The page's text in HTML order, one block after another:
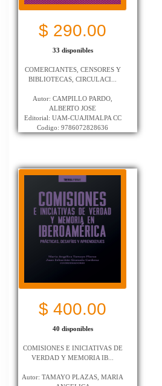
$ 290.00
33 disponibles
COMERCIANTES, CENSORES Y
BIBLIOTECAS, CIRCULACI...
Autor: CAMPILLO PARDO,
ALBERTO JOSE
Editorial: UAM-CUAJIMALPA CC
Codigo: 9786072828636
$ 400.00
40 disponibles
COMISIONES E INICIATIVAS DE
VERDAD Y MEMORIA IB...
Autor: TAMAYO PLAZAS, MARIA